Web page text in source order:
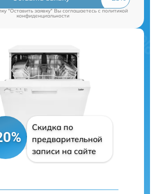
"Оставить заявку" Вы соглашаетесь cполитикой
конфиденциальности
Скидка по
предварительной
записи на сайте